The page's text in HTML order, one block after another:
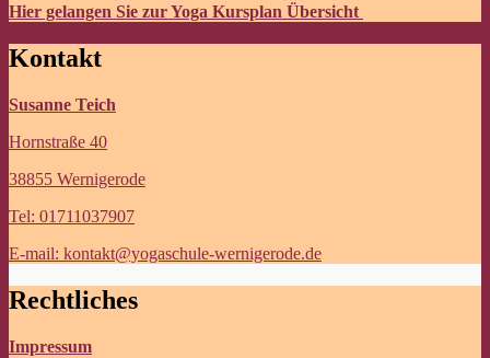
Hier gelangen Sie zur Yoga Kursplan Übersicht
Kontakt
Susanne Teich
Hornstraße 40
38855 Wernigerode
Tel: 01711037907
E-mail: kontakt@yogaschule-wernigerode.de
Rechtliches
Impressum